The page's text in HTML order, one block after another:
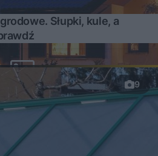
Słupki, kule, a
9